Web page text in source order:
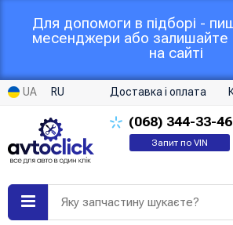
Для допомоги в підборі -
месенджери або залишайте
на сайті
UA RU Доставка і оплата
(068) 344-33-46
Запит по VIN
Яку запчастину шукаєте?